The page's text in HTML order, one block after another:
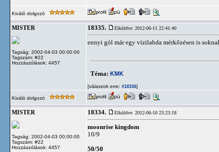
Kiváló dolgozó
MISTER
Tagság: 2002-04-03 00:00:00
Tagszám: #22
Hozzászólások: 4457
18335. Elküldve: 2012-06-11 22:41:40
ennyi gól már egy vízilabda mérkőzésen is
Téma: KMK
[válaszok erre: #18336]
Kiváló dolgozó
MISTER
Tagság: 2002-04-03 00:00:00
Tagszám: #22
Hozzászólások: 4457
18334. Elküldve: 2012-06-10 23:23:18
moonrise kingdom
10/9
50/50